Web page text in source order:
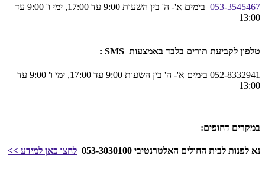
053-3545467
בימים א'- ה' בין השעות 9:00 עד 17:00, ימי ו' 9:00 עד
13:00
טלפון לקביעת תורים בלבד באמצעות SMS :
052-8332941 בימים א'- ה' בין השעות 9:00 עד 17:00, ימי ו' 9:00 עד
13:00
במקרים דחופים:
נא לפנות לבית החולים האלטרנטיבי 053-3030100 לחצו כאן למידע >>